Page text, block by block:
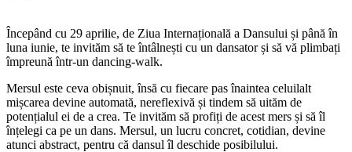
Începând cu 29 aprilie, de Ziua Internațională a Dansului și până în
luna iunie, te invităm să te întâlnești cu un dansator și să vă plimbați
împreună într-un dancing-walk.
Mersul este ceva obișnuit, însă cu fiecare pas înaintea celuilalt
mișcarea devine automată, nereflexivă și tindem să uităm de
potențialul ei de a crea. Te invităm să profiți de acest mers și să îl
înțelegi ca pe un dans. Mersul, un lucru concret, cotidian, devine
atunci abstract, pentru că dansul îl deschide posibilului.